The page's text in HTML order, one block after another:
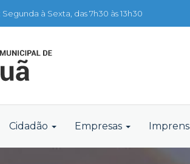
à Sexta, das 7h30 às 13h30
Cidadão Empresas